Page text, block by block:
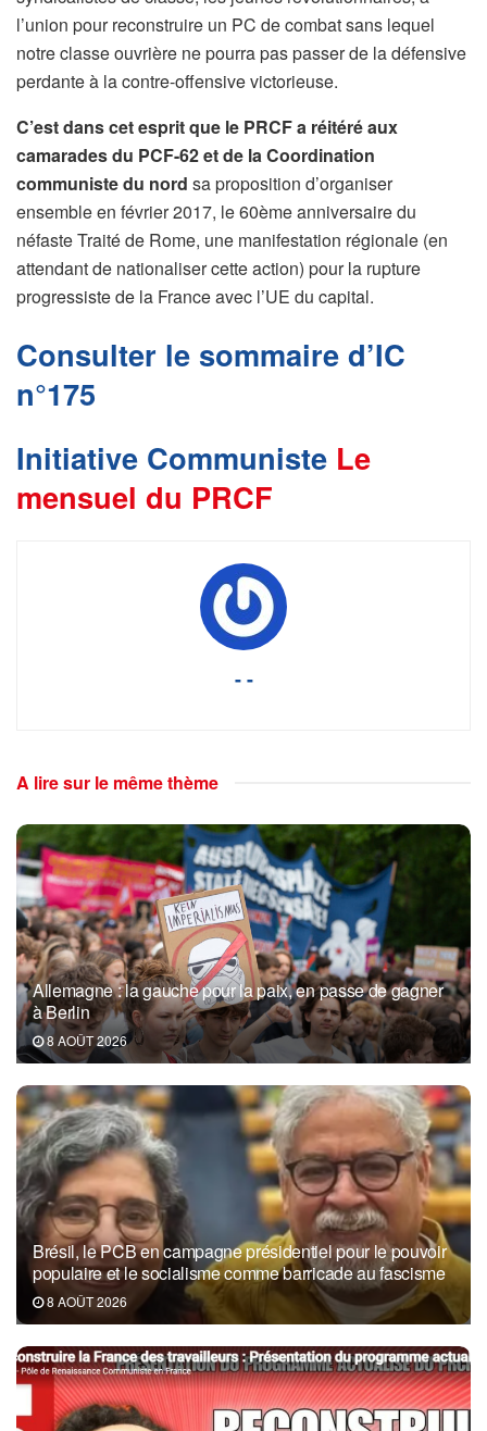
l’union pour reconstruire un PC de combat sans lequel
notre classe ouvrière ne pourra pas passer de la défensive
perdante à la contre-offensive victorieuse.
C’est dans cet esprit que le PRCF a réitéré aux
camarades du PCF-62 et de la Coordination
communiste du nord sa proposition d’organiser
ensemble en février 2017, le 60ème anniversaire du
néfaste Traité de Rome, une manifestation régionale (en
attendant de nationaliser cette action) pour la rupture
progressiste de la France avec l’UE du capital.
Consulter le sommaire d’IC
n°175
Initiative Communiste Le
mensuel du PRCF
- -
A lire sur le même thème
Allemagne : la gauche pour la paix, en passe de gagner
à Berlin
8 AOÛT 2026
Brésil, le PCB en campagne présidentiel pour le pouvoir
populaire et le socialisme comme barricade au fascisme
8 AOÛT 2026